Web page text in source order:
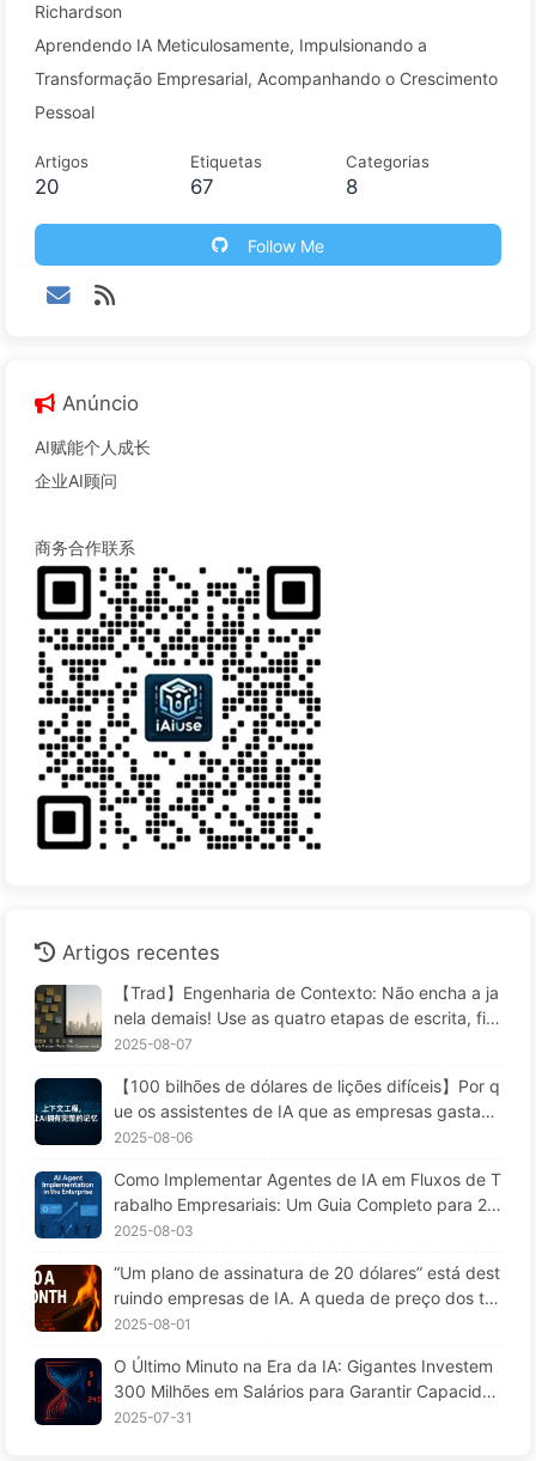
Richardson
Aprendendo IA Meticulosamente, Impulsionando a
Transformação Empresarial, Acompanhando o Crescimento
Pessoal
Artigos
20
Etiquetas
67
Categorias
8
Follow Me
Anúncio
AI赋能个人成长
企业AI顾问
商务合作联系
Artigos recentes
【Trad】Engenharia de Contexto: Não encha a ja
nela demais! Use as quatro etapas de escrita, filtr
agem, compressão e isolamento; fique atento à c
em, e mantenha o ruído do lado de fora — Apren
da AI 170
2025-08-07
【100 bilhões de dólares de lições difíceis】Por q
ue os assistentes de IA que as empresas gastam
fortunas para implementar "esquecem" nos mom
ntem seu desempenho em 90%? — Aprendendo I
A 169
2025-08-06
Como Implementar Agentes de IA em Fluxos de T
rabalho Empresariais: Um Guia Completo para 20
25 — Aprendendo IA aos Poucos 166
2025-08-03
“Um plano de assinatura de 20 dólares” está dest
ruindo empresas de IA. A queda de preço dos to
kens é uma ilusão; o que realmente custa caro na
e 164
2025-08-01
O Último Minuto na Era da IA: Gigantes Investem
300 Milhões em Salários para Garantir Capacida
de de Cálculo, Usufruindo do seu Tempo Livre pa
2025-07-31